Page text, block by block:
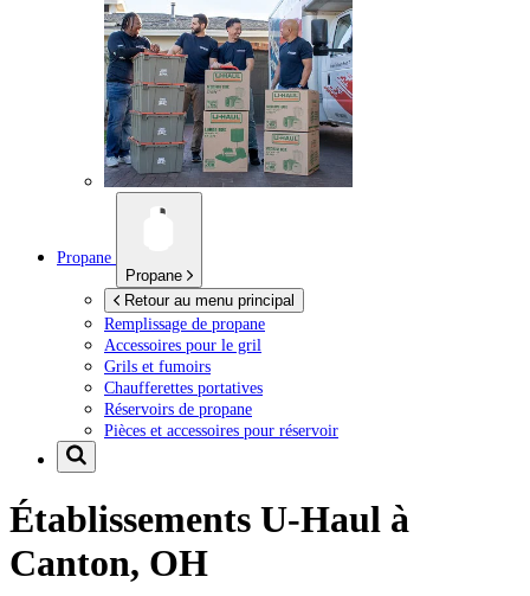
Propane
Propane
Retour au menu principal
Remplissage de propane
Accessoires pour le gril
Grils et fumoirs
Chaufferettes portatives
Réservoirs de propane
Pièces et accessoires pour réservoir
Établissements U-Haul à
Canton, OH